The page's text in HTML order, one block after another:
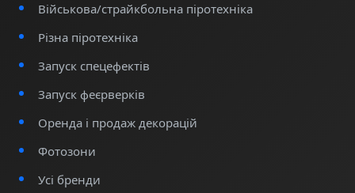
Військова/страйкбольна піротехніка
Різна піротехніка
Запуск спецефектів
Запуск феєрверків
Оренда і продаж декорацій
Фотозони
Усі бренди